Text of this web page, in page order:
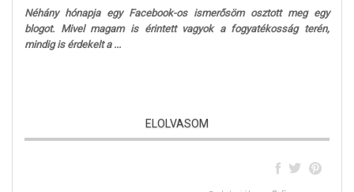
Néhány hónapja egy Facebook-os ismerősöm osztott meg egy
blogot. Mivel magam is érintett vagyok a fogyatékosság terén,
mindig is érdekelt a ...
ELOLVASOM